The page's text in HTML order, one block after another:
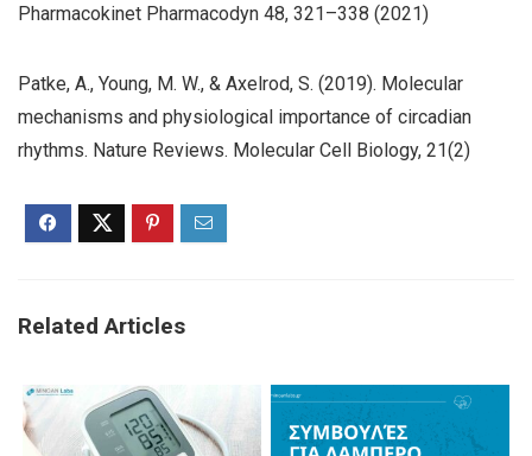
Pharmacokinet Pharmacodyn 48, 321–338 (2021)
Patke, A., Young, M. W., & Axelrod, S. (2019). Molecular
mechanisms and physiological importance of circadian
rhythms. Nature Reviews. Molecular Cell Biology, 21(2)
Related Articles